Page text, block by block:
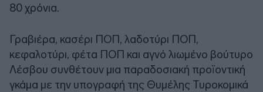
80 χρόνια.
Γραβιέρα, κασέρι ΠΟΠ, λαδοτύρι ΠΟΠ,
κεφαλοτύρι, φέτα ΠΟΠ και αγνό λιωμένο βούτυρο
Λέσβου συνθέτουν μια παραδοσιακή προϊοντική
γκάμα με την υπογραφή της Θυμέλης Τυροκομικά